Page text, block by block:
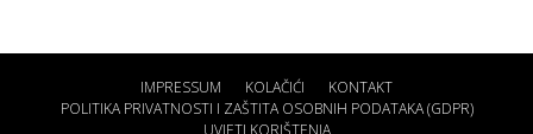
IMPRESSUM KOLAČIĆI
KONTAKT
POLITIKA PRIVATNOSTI I ZAŠTITA OSOBNIH PODATAKA (GDPR)
UVJETI KORIŠTENJA